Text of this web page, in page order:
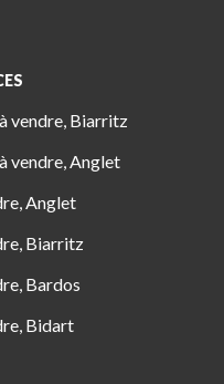
vendre, Biarritz
vendre, Anglet
Anglet
Biarritz
Bardos
Bidart